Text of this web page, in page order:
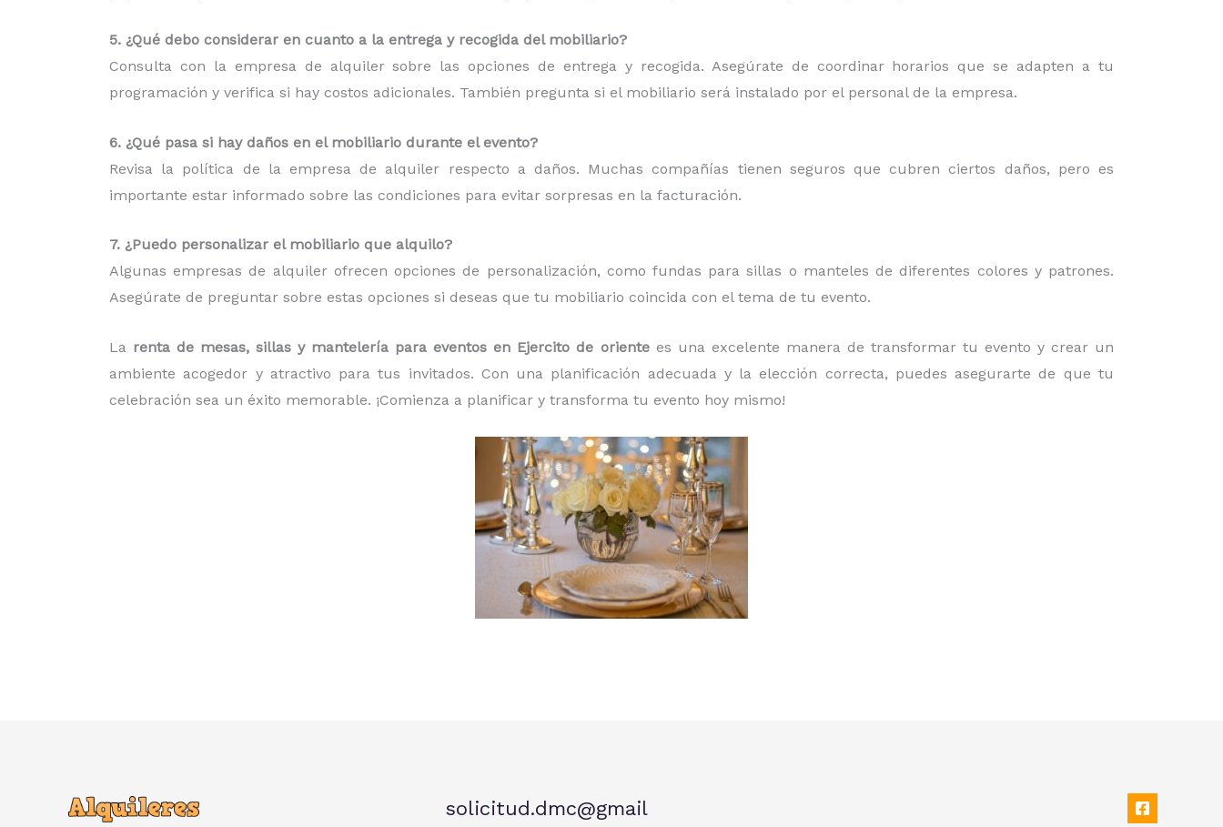
5. ¿Qué debo considerar en cuanto a la entrega y recogida del mobiliario?
Consulta con la empresa de alquiler sobre las opciones de entrega y recogida. Asegúrate de coordinar horarios que se adapten a tu
programación y verifica si hay costos adicionales. También pregunta si el mobiliario será instalado por el personal de la empresa.
6. ¿Qué pasa si hay daños en el mobiliario durante el evento?
Revisa la política de la empresa de alquiler respecto a daños. Muchas compañías tienen seguros que cubren ciertos daños, pero es
importante estar informado sobre las condiciones para evitar sorpresas en la facturación.
7. ¿Puedo personalizar el mobiliario que alquilo?
Algunas empresas de alquiler ofrecen opciones de personalización, como fundas para sillas o manteles de diferentes colores y patrones.
Asegúrate de preguntar sobre estas opciones si deseas que tu mobiliario coincida con el tema de tu evento.
La renta de mesas, sillas y mantelería para eventos en Ejercito de oriente es una excelente manera de transformar tu evento y crear un
ambiente acogedor y atractivo para tus invitados. Con una planificación adecuada y la elección correcta, puedes asegurarte de que tu
celebración sea un éxito memorable. ¡Comienza a planificar y transforma tu evento hoy mismo!
solicitud.dmc@gmail